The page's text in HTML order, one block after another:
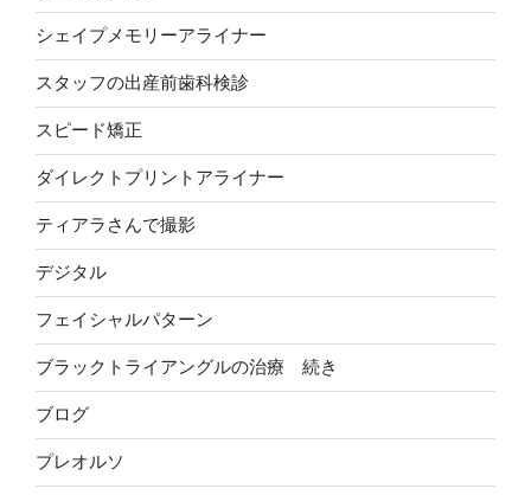
シェイプメモリーアライナー
スタッフの出産前歯科検診
スピード矯正
ダイレクトプリントアライナー
ティアラさんで撮影
デジタル
フェイシャルパターン
ブラックトライアングルの治療 続き
ブログ
プレオルソ